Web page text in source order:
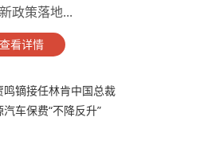
政策落地...
查看详情
镝接任林肯中国总裁
车保费“不降反升”